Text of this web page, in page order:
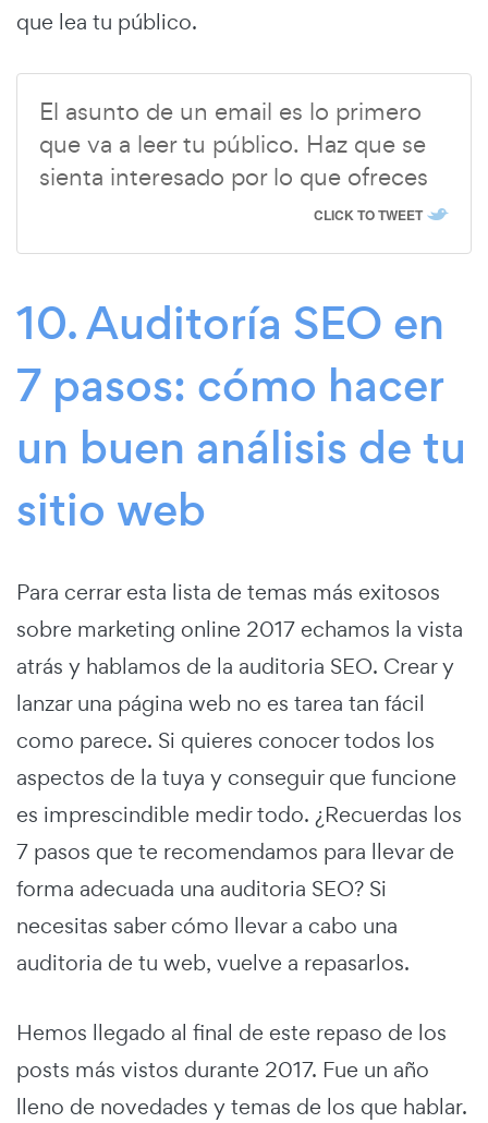
que lea tu público.
El asunto de un email es lo primero
que va a leer tu público. Haz que se
sienta interesado por lo que ofreces
CLICK TO TWEET
10. Auditoría SEO en
7 pasos: cómo hacer
un buen análisis de tu
sitio web
Para cerrar esta lista de temas más exitosos
sobre marketing online 2017 echamos la vista
atrás y hablamos de la auditoria SEO. Crear y
lanzar una página web no es tarea tan fácil
como parece. Si quieres conocer todos los
aspectos de la tuya y conseguir que funcione
es imprescindible medir todo. ¿Recuerdas los
7 pasos que te recomendamos para llevar de
forma adecuada una auditoria SEO? Si
necesitas saber cómo llevar a cabo una
auditoria de tu web, vuelve a repasarlos.
Hemos llegado al final de este repaso de los
posts más vistos durante 2017. Fue un año
lleno de novedades y temas de los que hablar.